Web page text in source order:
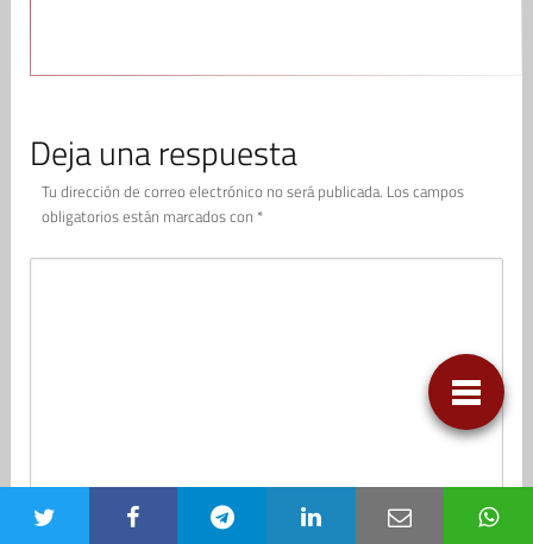
Deja una respuesta
Tu dirección de correo electrónico no será publicada. Los campos
obligatorios están marcados con *
NOMBRE